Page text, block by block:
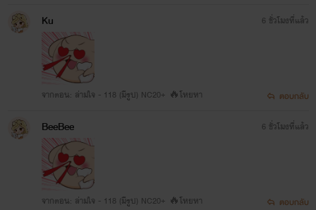
Ku
จากตอน: ล่ามใจ - 118 (มีรูป) NC20+ 🔥โหยหา
6 ชั่วโมงที่แล้ว
ตอบกลับ
BeeBee
จากตอน: ล่ามใจ - 118 (มีรูป) NC20+ 🔥โหยหา
6 ชั่วโมงที่แล้ว
ตอบกลับ